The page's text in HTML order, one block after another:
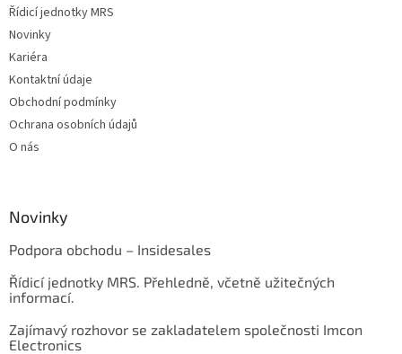
Řídicí jednotky MRS
Novinky
Kariéra
Kontaktní údaje
Obchodní podmínky
Ochrana osobních údajů
O nás
Novinky
Podpora obchodu – Insidesales
Řídicí jednotky MRS. Přehledně, včetně užitečných
informací.
Zajímavý rozhovor se zakladatelem společnosti Imcon
Electronics